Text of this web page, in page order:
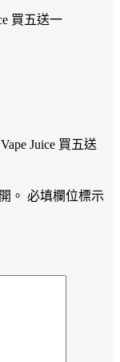
Juice 買五送
。 必填欄位標示